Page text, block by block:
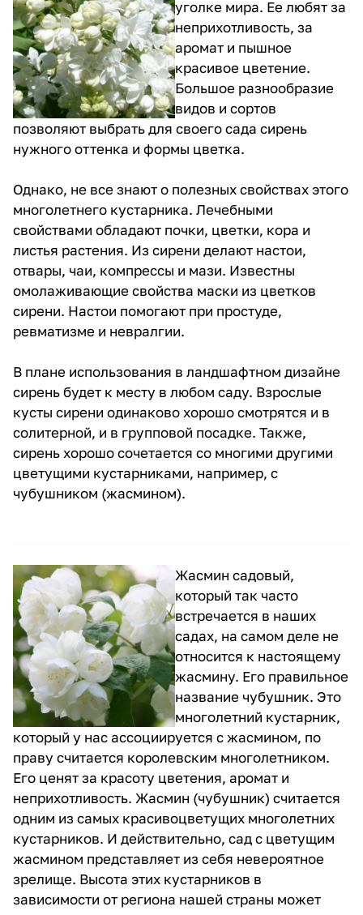
уголке мира. Ее любят за
неприхотливость, за
аромат и пышное
красивое цветение.
Большое разнообразие
видов и сортов
позволяют выбрать для своего сада сирень
нужного оттенка и формы цветка.
Однако, не все знают о полезных свойствах этого
многолетнего кустарника. Лечебными
свойствами обладают почки, цветки, кора и
листья растения. Из сирени делают настои,
отвары, чаи, компрессы и мази. Известны
омолаживающие свойства маски из цветков
сирени. Настои помогают при простуде,
ревматизме и невралгии.
В плане использования в ландшафтном дизайне
сирень будет к месту в любом саду. Взрослые
кусты сирени одинаково хорошо смотрятся и в
солитерной, и в групповой посадке. Также,
сирень хорошо сочетается со многими другими
цветущими кустарниками, например, с
чубушником (жасмином).
Жасмин садовый,
который так часто
встречается в наших
садах, на самом деле не
относится к настоящему
жасмину. Его правильное
название чубушник. Это
многолетний кустарник,
который у нас ассоциируется с жасмином, по
праву считается королевским многолетником.
Его ценят за красоту цветения, аромат и
неприхотливость. Жасмин (чубушник) считается
одним из самых красивоцветущих многолетних
кустарников. И действительно, сад с цветущим
жасмином представляет из себя невероятное
зрелище. Высота этих кустарников в
зависимости от региона нашей страны может